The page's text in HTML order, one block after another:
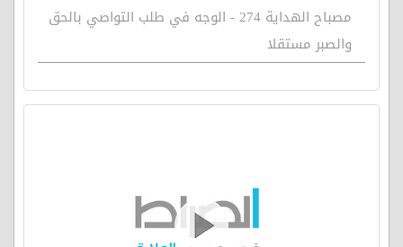
مصباح الهداية 274 - الوجه في طلب التواصي بالحق
والصبر مستقلا